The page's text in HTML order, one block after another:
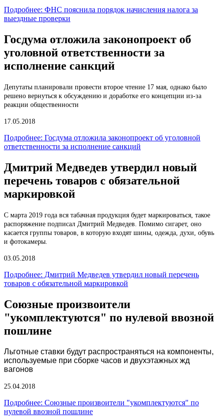
Подробнее: ФНС пояснила порядок начисления налога за
выездные проверки
Госдума отложила законопроект об
уголовной ответственности за
исполнение санкций
Депутаты планировали провести второе чтение 17 мая, однако было
решено вернуться к обсуждению и доработке его концепции из-за
реакции общественности
17.05.2018
Подробнее: Госдума отложила законопроект об уголовной
ответственности за исполнение санкций
Дмитрий Медведев утвердил новый
перечень товаров с обязательной
маркировкой
С марта 2019 года вся табачная продукция будет маркироваться, такое
распоряжение подписал Дмитрий Медведев. Помимо сигарет, оно
касается группы товаров, в которую входят шины, одежда, духи, обувь
и фотокамеры.
03.05.2018
Подробнее: Дмитрий Медведев утвердил новый перечень
товаров с обязательной маркировкой
Союзные произвоители
"укомплектуются" по нулевой ввозной
пошлине
Льготные ставки будут распространяться на компоненты,
используемые при сборке часов и двухэтажных жд
вагонов
25.04.2018
Подробнее: Союзные произвоители "укомплектуются" по
нулевой ввозной пошлине